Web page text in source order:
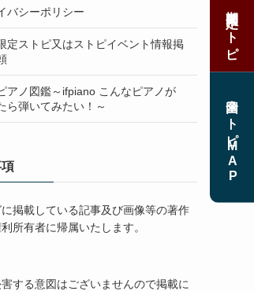
バシーポリシー
定ストピ又はストピイベント情報掲
アノ図鑑～ifpiano こんなピアノが
ら弾いてみたい！～
掲載している記事及び画像等の著作
所有者に帰属いたします。
する意図はございませんので掲載に
期間限定ストピ
全国ストピMAP